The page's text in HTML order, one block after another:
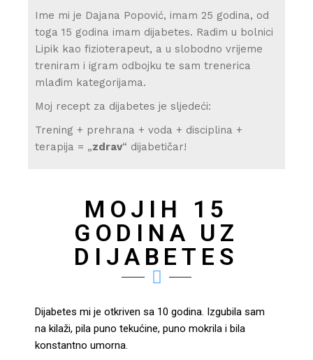
Ime mi je Dajana Popović, imam 25 godina, od
toga 15 godina imam dijabetes. Radim u bolnici
Lipik kao fizioterapeut, a u slobodno vrijeme
treniram i igram odbojku te sam trenerica
mlađim kategorijama.
Moj recept za dijabetes je sljedeći:
Trening + prehrana + voda + disciplina +
terapija = „zdrav“ dijabetičar!
MOJIH 15
GODINA UZ
DIJABETES
Dijabetes mi je otkriven sa 10 godina. Izgubila sam
na kilaži, pila puno tekućine, puno mokrila i bila
konstantno umorna.